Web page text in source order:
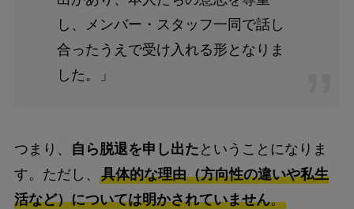
し、メンバー・スタッフ一同で話し
合ったうえで受け入れる形となりま
した。」
つまり、 自ら脱退を申し出た ということになりま
す。ただし、 具体的な理由（方向性の違いや私生
活など）については明かされていません。